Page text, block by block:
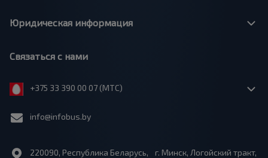
Юридическая информация
Связаться с нами
+375 33 390 00 07 (МТС)
info@infobus.by
220090, Республика Беларусь, г. Минск, Логойский тракт,